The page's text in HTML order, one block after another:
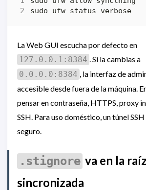
La Web GUI escucha por defecto en
127.0.0.1:8384 . Si la cambias a
0.0.0.0:8384 , la interfaz de
accesible desde fuera de la máquina.
pensar en contraseña, HTTPS, proxy
SSH. Para uso doméstico, un túnel
seguro.
.stignore va en la raíz
sincronizada